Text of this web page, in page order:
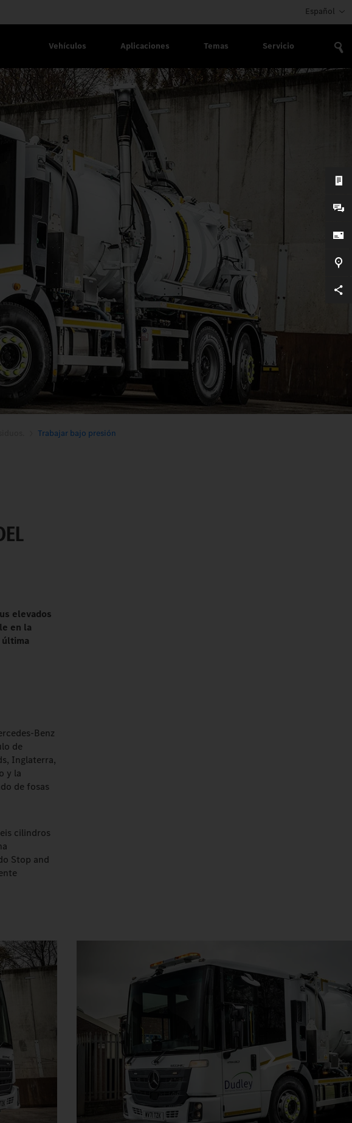
Español
Vehículos Aplicaciones Temas Servicio
Trabajar bajo presión
elevados
en la
Benz
de
Inglaterra,
y la
de fosas
cilindros
Stop and